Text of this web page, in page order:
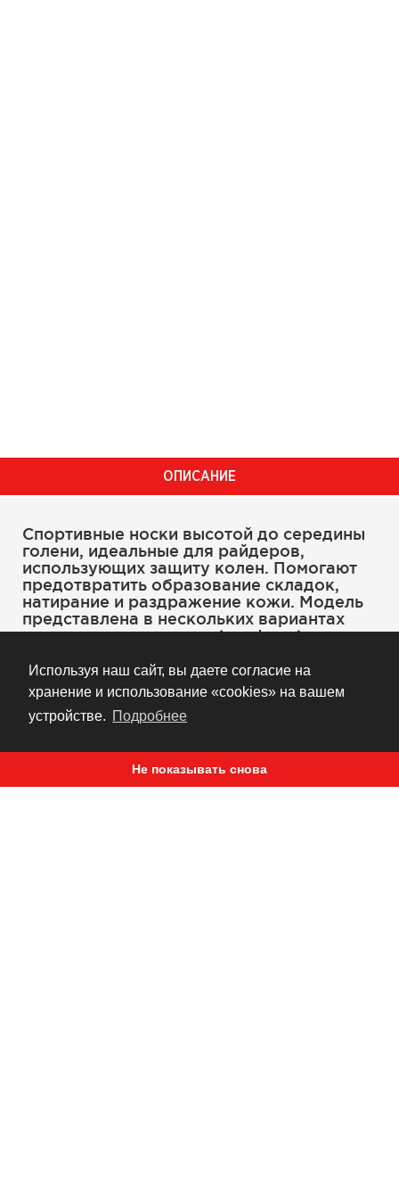
Используя наш сайт, вы даете согласие на
хранение и использование «cookies» на вашем
устройстве. Подробнее
Не показывать снова
ОПИСАНИЕ
Спортивные носки высотой до середины
голени, идеальные для райдеров,
использующих защиту колен. Помогают
предотвратить образование складок,
натирание и раздражение кожи. Модель
представлена в нескольких вариантах
цветового исполнения (см. фото).
Материал: 80% акрил, 17% полиэстер и 3%
эластан
Специальные вставки низкой плотности в